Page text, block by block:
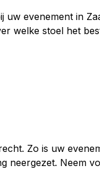
uw evenement in
welke stoel het
Zo is uw
neergezet. Neem